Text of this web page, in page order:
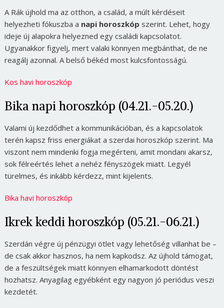
A Rák újhold ma az otthon, a család, a múlt kérdéseit
helyezheti fókuszba a napi horoszkóp szerint. Lehet, hogy
ideje új alapokra helyezned egy családi kapcsolatot.
Ugyanakkor figyelj, mert valaki könnyen megbánthat, de ne
reagálj azonnal. A belső békéd most kulcsfontosságú.
Kos havi horoszkóp
Bika napi horoszkóp (04.21.-05.20.)
Valami új kezdődhet a kommunikációban, és a kapcsolatok
terén kapsz friss energiákat a szerdai horoszkóp szerint. Ma
viszont nem mindenki fogja megérteni, amit mondani akarsz,
sok félreértés lehet a nehéz fényszögek miatt. Legyél
türelmes, és inkább kérdezz, mint kijelents.
Bika havi horoszkóp
Ikrek keddi horoszkóp (05.21.-06.21.)
Szerdán végre új pénzügyi ötlet vagy lehetőség villanhat be –
de csak akkor hasznos, ha nem kapkodsz. Az újhold támogat,
de a feszültségek miatt könnyen elhamarkodott döntést
hozhatsz. Anyagilag egyébként egy nagyon jó periódus veszi
kezdetét.